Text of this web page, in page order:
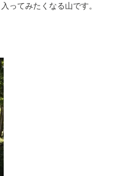
ってみたくなる山です。